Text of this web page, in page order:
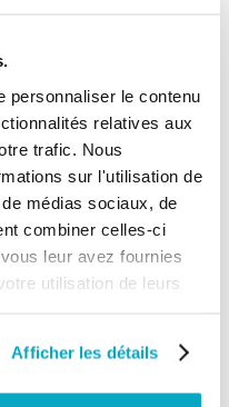
personnaliser le contenu
relatives aux
trafic. Nous
sur l'utilisation de
médias sociaux, de
combiner celles-ci
leur avez fournies
utilisation de leurs
Afficher les détails
04/2022 suite à une